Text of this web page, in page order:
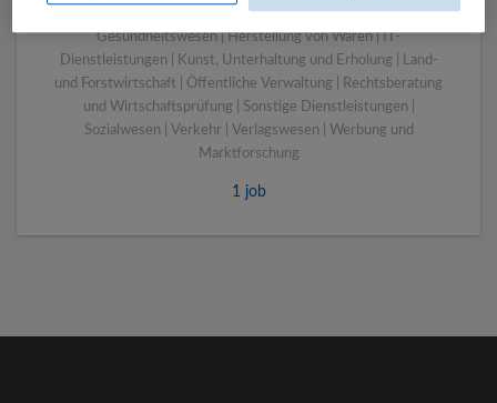
Energieversorgung | Finanz- und Versicherungsleistungen |
Gesundheitswesen | Herstellung von Waren | IT-
Dienstleistungen | Kunst, Unterhaltung und Erholung | Land-
und Forstwirtschaft | Öffentliche Verwaltung | Rechtsberatung
und Wirtschaftsprüfung | Sonstige Dienstleistungen |
Sozialwesen | Verkehr | Verlagswesen | Werbung und
Marktforschung
1 job